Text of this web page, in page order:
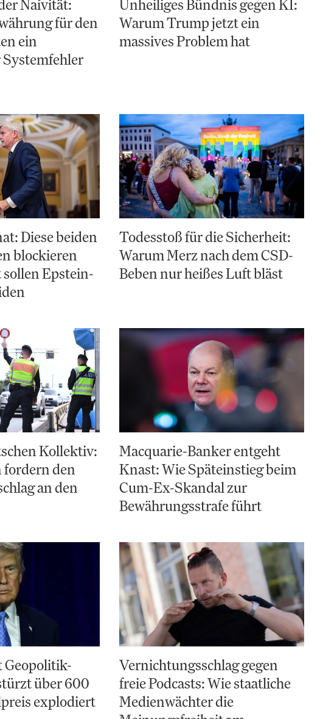
Naivität:
für den
ein
Unheiliges Bündnis gegen KI:
Warum Trump jetzt ein
massives Problem hat
Diese beiden
blockieren
sollen Epstein-
Todesstoß für die Sicherheit:
Warum Merz nach dem CSD-
Beben nur heißes Luft bläst
Kollektiv:
fordern den
an den
Macquarie-Banker entgeht
Knast: Wie Späteinstieg beim
Cum-Ex-Skandal zur
Bewährungsstrafe führt
über 600
explodiert
Vernichtungsschlag gegen
freie Podcasts: Wie staatliche
Medienwächter die